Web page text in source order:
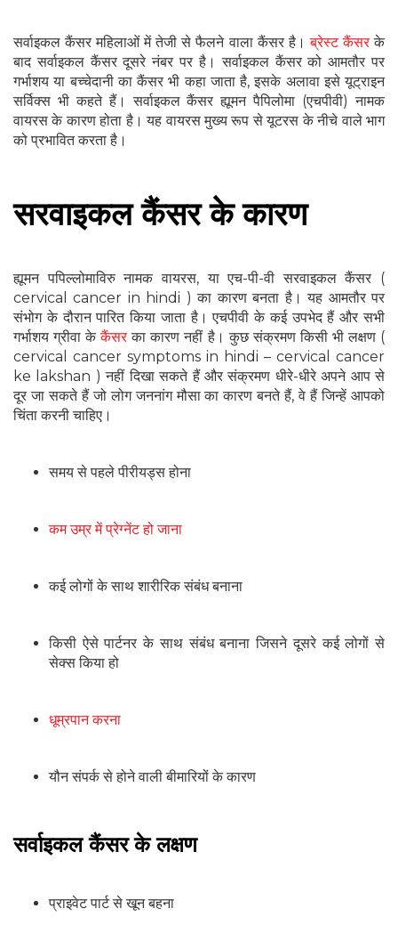
सर्वाइकल कैंसर महिलाओं में तेजी से फैलने वाला कैंसर है।ब्रेस्ट कैंसरके
बाद सर्वाइकल कैंसर दूसरे नंबर पर है। सर्वाइकल कैंसर को आमतौर पर
गर्भाशय या बच्चेदानी का कैंसर भी कहा जाता है, इसके अलावा इसे यूट्राइन
सर्विक्स भी कहते हैं। सर्वाइकल कैंसर ह्यूमन पैपिलोमा (एचपीवी) नामक
वायरस के कारण होता है। यह वायरस मुख्य रूप से यूटरस के नीचे वाले भाग
को प्रभावित करता है।
सरवाइकल कैंसर के कारण
ह्यूमन पपिल्लोमाविरु नामक वायरस, या एच-पी-वी सरवाइकल कैंसर (
cervical cancer in hindi ) का कारण बनता है। यह आमतौर पर
संभोग के दौरान पारित किया जाता है। एचपीवी के कई उपभेद हैं और सभी
गर्भाशय ग्रीवा केकैंसरका कारण नहीं है। कुछ संक्रमण किसी भी लक्षण (
cervical cancer symptoms in hindi – cervical cancer
ke lakshan ) नहीं दिखा सकते हैं और संक्रमण धीरे-धीरे अपने आप से
दूर जा सकते हैं जो लोग जननांग मौसा का कारण बनते हैं, वे हैं जिन्हें आपको
चिंता करनी चाहिए।
समय से पहले पीरीयड्स होना
कम उम्र में प्रेग्नेंट हो जाना
कई लोगों के साथ शारीरिक संबंध बनाना
किसी ऐसे पार्टनर के साथ संबंध बनाना जिसने दूसरे कई लोगों से
सेक्स किया हो
धूम्रपान करना
यौन संपर्क से होने वाली बीमारियों के कारण
सर्वाइकल कैंसर के लक्षण
प्राइवेट पार्ट से खून बहना